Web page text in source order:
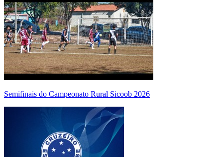
Semifinais do Campeonato Rural Sicoob 2026